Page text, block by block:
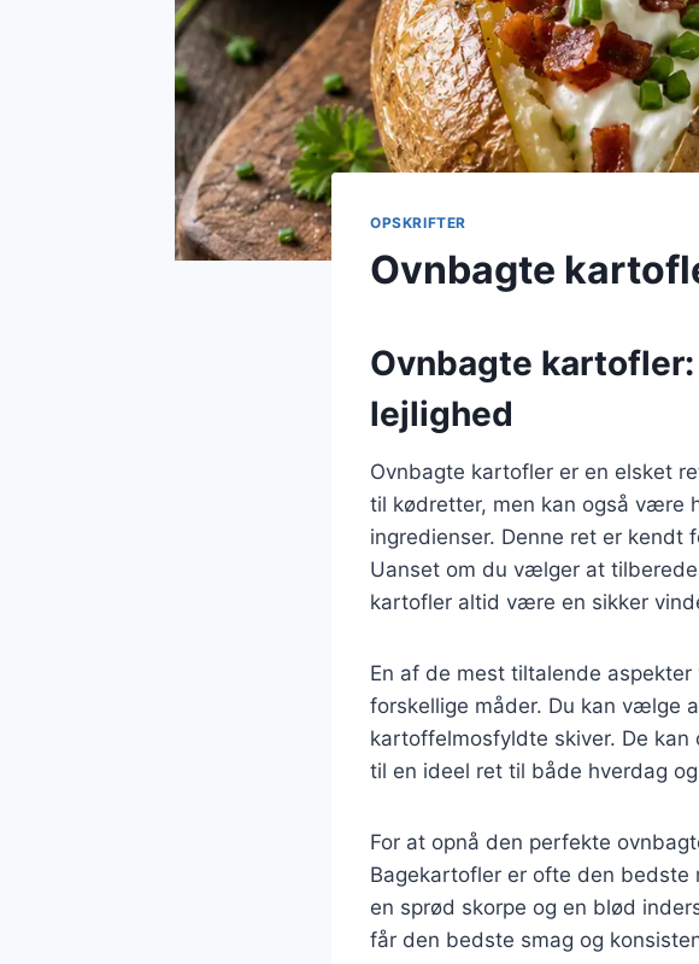
OPSKRIFTER
Ovnbagte
Ovnbagte
lejlighed
Ovnbagte kartofler er en elsket
til kødretter, men kan også være
ingredienser. Denne ret er kendt
Uanset om du vælger at
kartofler altid være en sikker
En af de mest tiltalende
forskellige måder. Du kan vælge
kartoffelmosfyldte skiver. De
til en ideel ret til både hverdag
For at opnå den perfekte
Bagekartofler er ofte den bedste
en sprød skorpe og en blød
får den bedste smag og